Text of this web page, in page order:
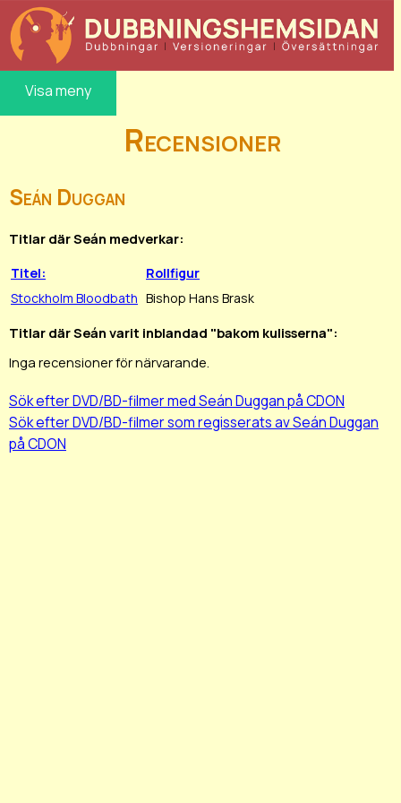
Visa meny
Recensioner
Seán Duggan
Titlar där Seán medverkar:
Titel:
Rollfigur
Stockholm Bloodbath Bishop Hans Brask
Titlar där Seán varit inblandad "bakom kulisserna":
Inga recensioner för närvarande.
Sök efter DVD/BD-filmer med Seán Duggan på CDON
Sök efter DVD/BD-filmer som regisserats av Seán Duggan
på CDON